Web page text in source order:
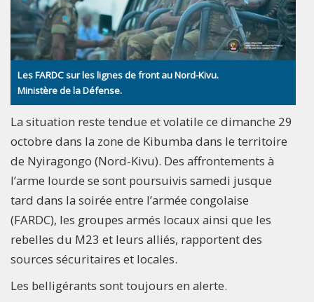
Les FARDC sur les lignes de front au Nord-Kivu.
Ministère de la Défense.
La situation reste tendue et volatile ce dimanche 29
octobre dans la zone de Kibumba dans le territoire
de Nyiragongo (Nord-Kivu). Des affrontements à
l’arme lourde se sont poursuivis samedi jusque
tard dans la soirée entre l’armée congolaise
(FARDC), les groupes armés locaux ainsi que les
rebelles du M23 et leurs alliés, rapportent des
sources sécuritaires et locales.
Les belligérants sont toujours en alerte.